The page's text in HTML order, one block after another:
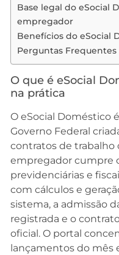
Base legal do eSocial
empregador
Benefícios do eSocial
Perguntas
O que é eSocial
na prática
O eSocial Doméstico
Governo Federal
contratos de trabalho
empregador cumpre
previdenciárias e
com cálculos e
sistema, a admissão
registrada e o
oficial. O portal
lançamentos do mês